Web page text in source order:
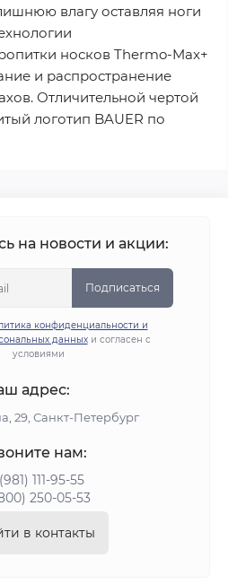
влагу оставляя ноги
носков Thermo-Max+
и распространение
Отличительной чертой
логотип BAUER по
на новости и акции:
Подписаться
конфиденциальности и
данныхи согласен с
условиями
адрес:
29, Санкт-Петербург
нам:
111-95-55
250-05-53
в контакты